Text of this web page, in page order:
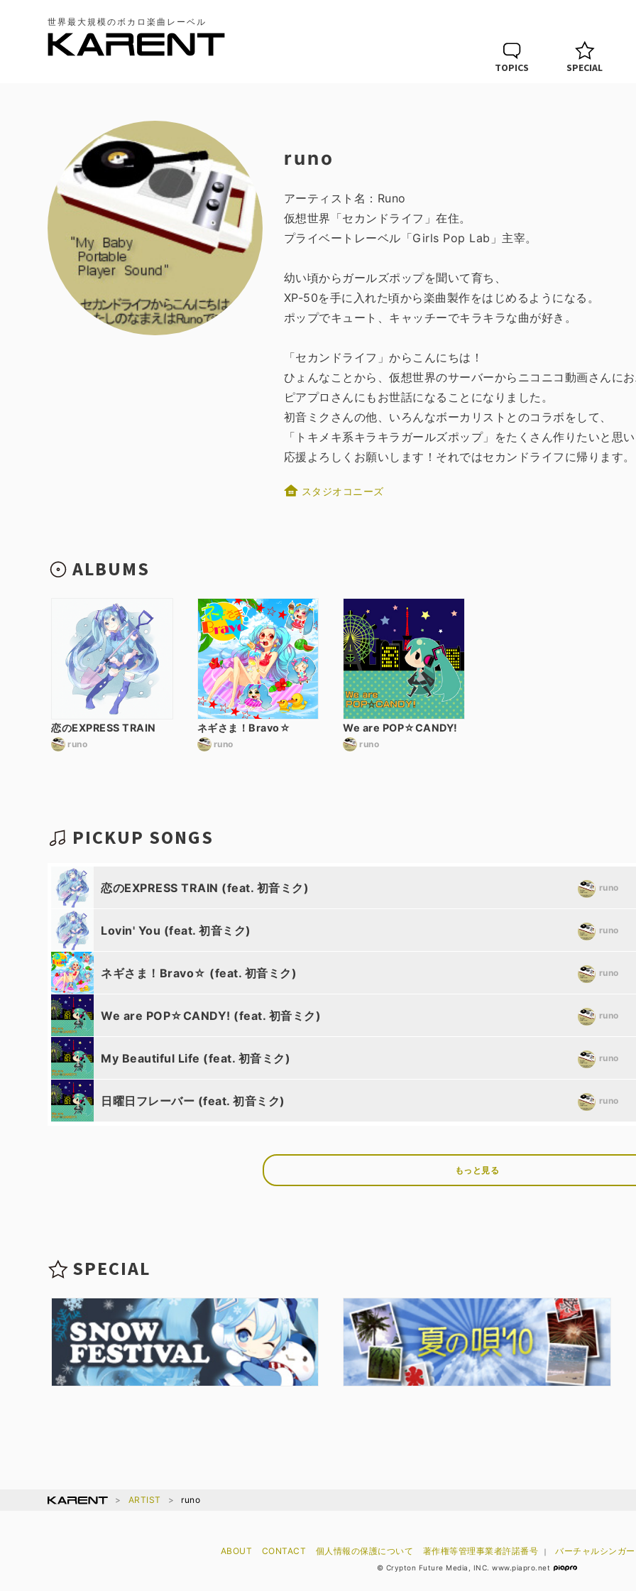
世界最大規模のボカロ楽曲レーベル
TOPICS SPECIAL
runo
アーティスト名：Runo
仮想世界「セカンドライフ」在住。
プライベートレーベル「Girls Pop Lab」主宰。
幼い頃からガールズポップを聞いて育ち、
XP-50を手に入れた頃から楽曲製作をはじめるようになる。
ポップでキュート、キャッチーでキラキラな曲が好き。
「セカンドライフ」からこんにちは！
ひょんなことから、仮想世界のサーバーからニコニコ動画さんにお
ピアプロさんにもお世話になることになりました。
初音ミクさんの他、いろんなボーカリストとのコラボをして、
「トキメキ系キラキラガールズポップ」をたくさん作りたいと思い
応援よろしくお願いします！それではセカンドライフに帰ります。
スタジオコニーズ
ALBUMS
恋のEXPRESS TRAIN
runo
ネギさま！Bravo☆
runo
We are POP☆CANDY!
runo
PICKUP SONGS
恋のEXPRESS TRAIN (feat. 初音ミク) runo
Lovin' You (feat. 初音ミク) runo
ネギさま！Bravo☆ (feat. 初音ミク) runo
We are POP☆CANDY! (feat. 初音ミク) runo
My Beautiful Life (feat. 初音ミク) runo
日曜日フレーバー (feat. 初音ミク) runo
もっと見る
SPECIAL
ARTIST runo
ABOUT CONTACT 個人情報の保護について 著作権等管理事業者許諾番号 ｜ バーチャルシンガ
© Crypton Future Media, INC. www.piapro.net